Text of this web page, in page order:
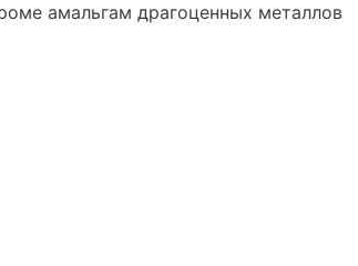
амальгам драгоценных металлов